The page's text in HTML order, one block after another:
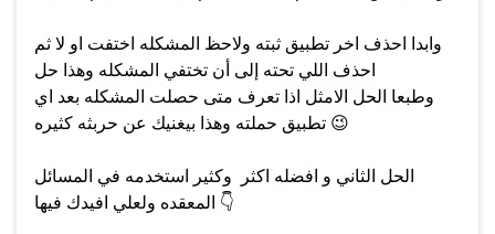
وابدا احذف اخر تطبيق ثبته ولاحظ المشكله اختفت او لا ثم
وطبعا الحل الامثل اذا تعرف متى حصلت المشكله بعد اي
😉
الحل الثاني و افضله اكثر وكثير استخدمه في المسائل
👇